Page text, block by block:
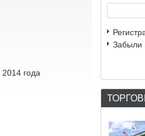
года
Забыли